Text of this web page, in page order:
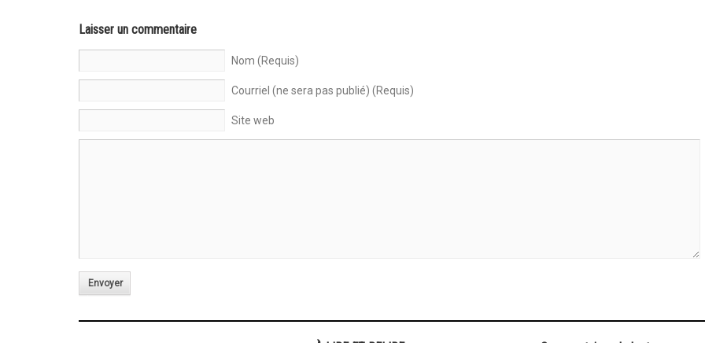
Laisser un commentaire
Nom (Requis)
Courriel (ne sera pas publié) (Requis)
Site web
Envoyer